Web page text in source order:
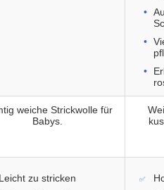
weiche Strickwolle für
Babys.
Leicht zu stricken